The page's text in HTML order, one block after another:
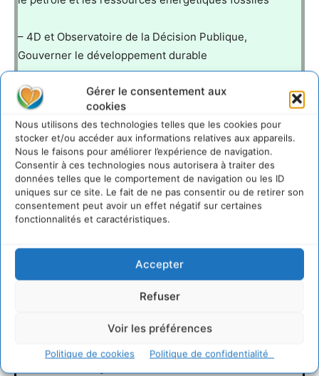
Gérer le consentement aux
cookies
Nous utilisons des technologies telles que les cookies pour
stocker et/ou accéder aux informations relatives aux appareils.
Nous le faisons pour améliorer l’expérience de navigation.
Consentir à ces technologies nous autorisera à traiter des
données telles que le comportement de navigation ou les ID
uniques sur ce site. Le fait de ne pas consentir ou de retirer son
consentement peut avoir un effet négatif sur certaines
fonctionnalités et caractéristiques.
Accepter
Refuser
Voir les préférences
Politique de cookies Politique de confidentialité
– 4D et Observatoire de la Décision Publique,
Gouverner le développement durable
https://cdurable.info/IMG/pdf/EDD_Abo_cdurable-
info.pdf
LAISSER UN COMMENTAIRE
CONNECTER POUR LAISSER UN COMMENTAIRE
Cyrille Souche